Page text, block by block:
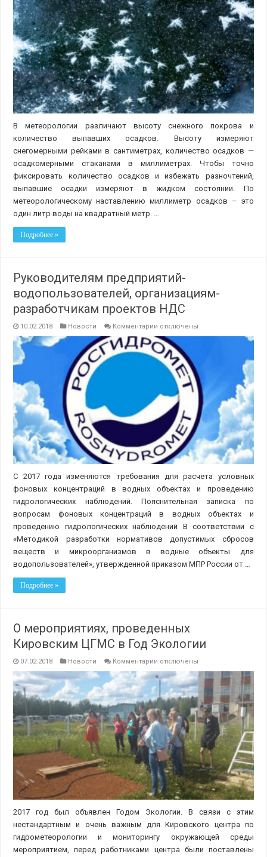
выпавший
снег?
В метеорологии различают высоту снежного покрова и
количество выпавших осадков. Высоту измеряют
снегомерными рейками в сантиметрах, количество осадков —
осадкомерными стаканами в миллиметрах. Чтобы точно
фиксировать количество осадков и избежать разночтений,
выпавшие осадки измеряют в жидком состоянии. По
метеорологическому наставлению миллиметр осадков – это
один литр воды на квадратный метр. …
Подробнее »
Руководителям предприятий-
водопользователей, организациям-
разработчикам проектов НДС
10.02.2018 Новости Комментарии к
Руководителям
предприятий-
водопользователей,
организациям-
разработчикам
проектов
отключены
С 2017 года изменяются требования для расчета условных
фоновых концентраций в водных объектах и проведению
гидрологических наблюдений. Пояснительная записка по
вопросам фоновых концентраций в водных объектах и
проведению гидрологических наблюдений В соответствии с
«Методикой разработки нормативов допустимых сбросов
веществ и микроорганизмов в водные объекты для
водопользователей», утвержденной приказом МПР России от …
Подробнее »
О мероприятиях, проведенных
Кировским ЦГМС в Год Экологии
07.02.2018 Новости Комментарии к
О
мероприятиях,
проведенных
Кировским
ЦГМС
в
Год
Экологии
отключены
2017 год был объявлен Годом Экологии. В связи с этим
нестандартным и очень важным для Кировского центра по
гидрометеорологии и мониторингу окружающей среды
мероприятием, перед работниками центра были поставлены